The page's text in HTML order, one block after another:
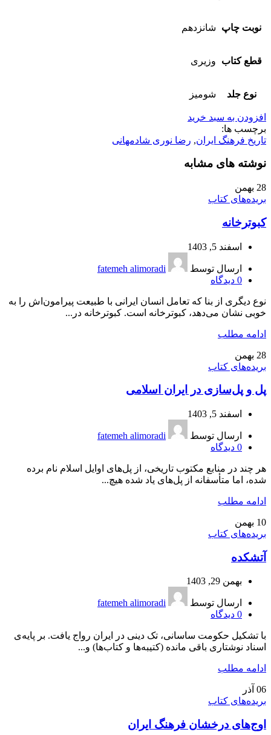
نوبت چاپ شانزدهم
قطع کتاب وزیری
نوع جلد شومیز
افزودن به سبد خرید
برچسب ها:
تاریخ فرهنگ ایران, رضا نوری شادمهانی
نوشته های مشابه
28 بهمن
بریده‌های کتاب
کبوترخانه
اسفند 5, 1403
ارسال توسط
fatemeh alimoradi
0 دیدگاه
نوع دیگری از بنا که تعامل انسان ایرانی با طبیعت پیرامون‌اش را به
خوبی نشان می‌دهد، کبوترخانه است. کبوترخانه در...
ادامه مطلب
28 بهمن
بریده‌های کتاب
پل و پل‌سازی در ایران اسلامی
اسفند 5, 1403
ارسال توسط
fatemeh alimoradi
0 دیدگاه
هر چند در منابع مکتوب تاریخی، از پل‌های اوایل اسلام نام برده
شده، اما متأسفانه از پل‌های یاد شده هیچ...
ادامه مطلب
10 بهمن
بریده‌های کتاب
آتشکده
بهمن 29, 1403
ارسال توسط
fatemeh alimoradi
0 دیدگاه
با تشکیل حکومت ساسانی، تک دینی در ایران رواج یافت. بر پایه‌ی
اسناد نوشتاری باقی مانده (کتیبه‌ها و کتاب‌ها) و...
ادامه مطلب
06 آذر
بریده‌های کتاب
اوج‌های درخشان فرهنگ ایران